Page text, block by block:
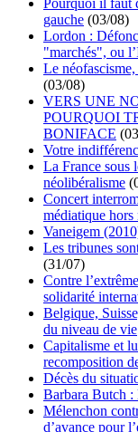
gauche (03/08)
Lordon :
"marchés", ou
Le
(03/08)
VERS UNE
POURQUOI
BONIFACE
Votre
La France sous
néolibéralisme
Concert
médiatique hors
Vaneigem
Les tribunes
(31/07)
Contre
solidarité
Belgique,
du niveau de vie
Capitalisme et
recomposition
Décès du
Barbara Butch :
Mélenchon
d’avance pour